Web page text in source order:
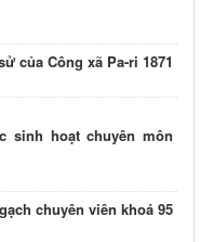
của Công xã Pa-ri 1871
sinh hoạt chuyên môn
chuyên viên khoá 95